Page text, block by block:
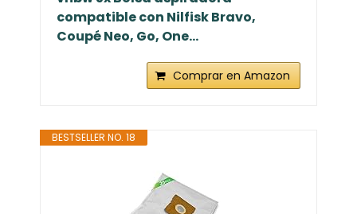
compatible con Nilfisk Bravo,
Coupé Neo, Go, One...
Comprar en Amazon
BESTSELLER NO. 18